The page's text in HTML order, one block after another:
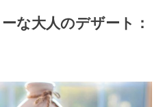
な大人のデザート：